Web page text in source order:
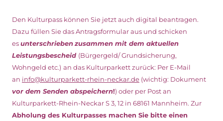
Den Kulturpass können Sie jetzt auch digital beantragen.
Dazu füllen Sie das Antragsformular aus und schicken
esunterschriebenzusammen mit dem aktuellen
Leistungsbescheid (Bürgergeld/ Grundsicherung,
Wohngeld etc.) an das Kulturparkett zurück: Per E-Mail
an info@kulturparkett-rhein-neckar.de (wichtig: Dokument
vor dem Senden abspeichern!) oder per Post an
Kulturparkett-Rhein-Neckar S 3, 12 in 68161 Mannheim. Zur
Abholung des Kulturpasses machen Sie bitte einen